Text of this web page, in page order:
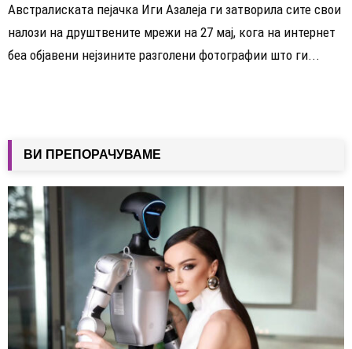
Австралиската пејачка Иги Азалеја ги затворила сите свои
налози на друштвените мрежи на 27 мај, кога на интернет
беа објавени нејзините разголени фотографии што ги...
ВИ ПРЕПОРАЧУВАМЕ